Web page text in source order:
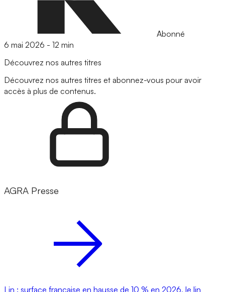
Abonné
6 mai 2026 - 12 min
Découvrez nos autres titres
Découvrez nos autres titres et abonnez-vous pour avoir
accès à plus de contenus.
AGRA Presse
Lin : surface française en hausse de 10 % en 2026, le lin